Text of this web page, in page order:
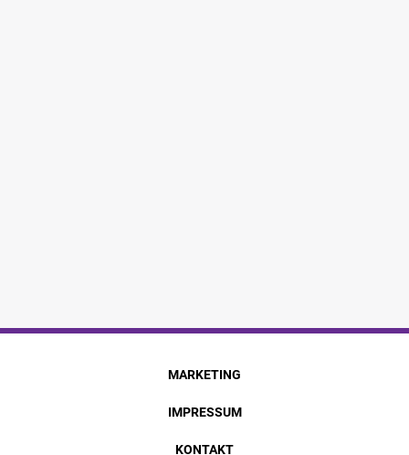
MARKETING
IMPRESSUM
KONTAKT